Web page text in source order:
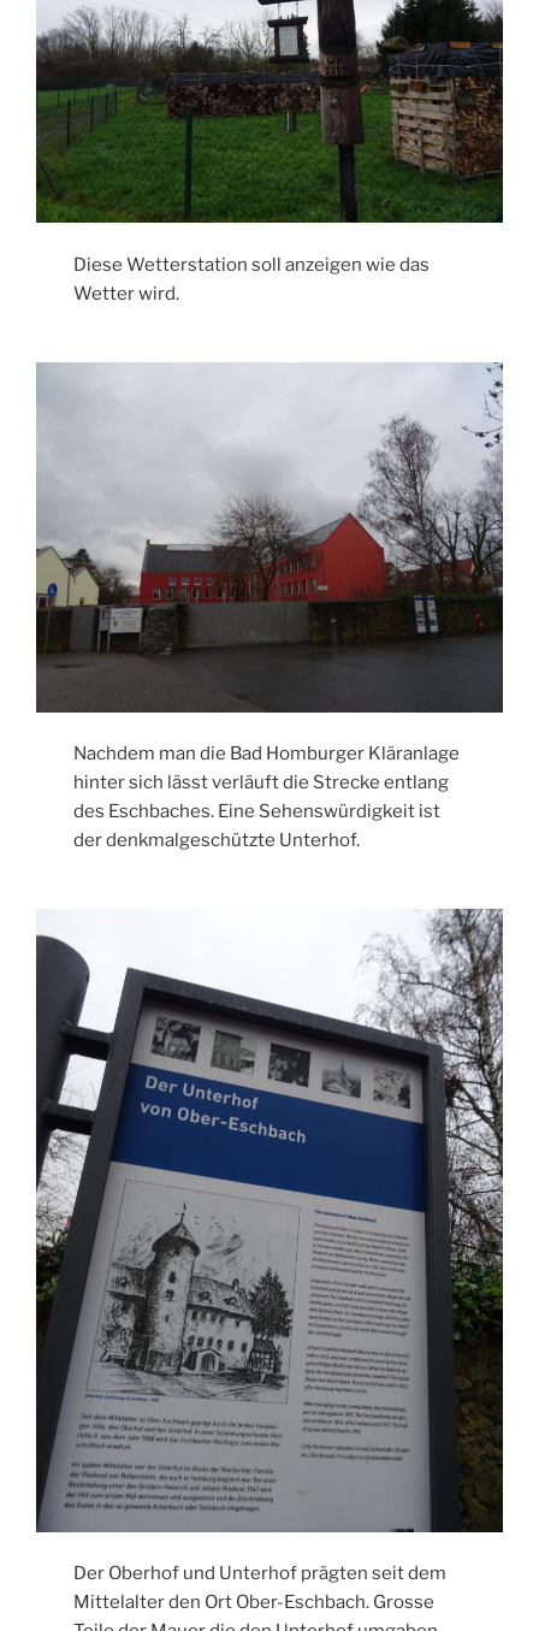
Diese Wetterstation soll anzeigen wie das
Wetter wird.
Nachdem man die Bad Homburger Kläranlage
hinter sich lässt verläuft die Strecke entlang
des Eschbaches. Eine Sehenswürdigkeit ist
der denkmalgeschützte Unterhof.
Der Oberhof und Unterhof prägten seit dem
Mittelalter den Ort Ober-Eschbach. Grosse